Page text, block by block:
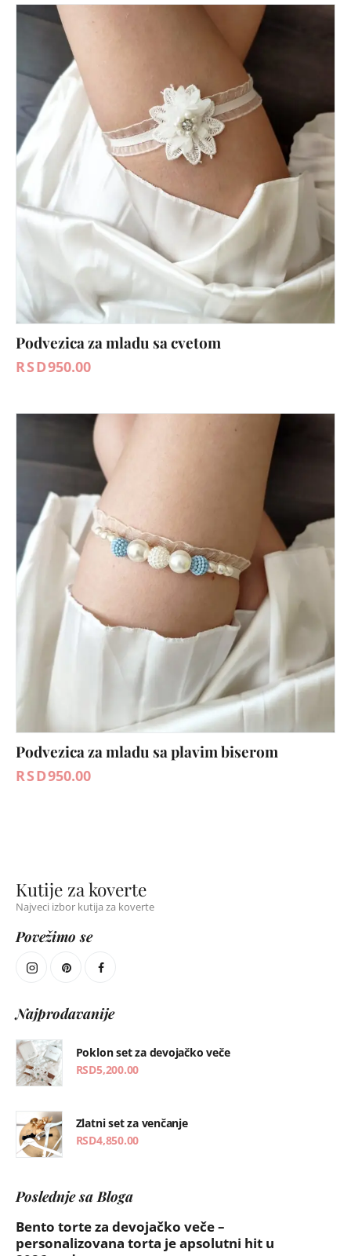
Podvezica za mladu sa cvetom
RSD950.00
Podvezica za mladu sa plavim biserom
RSD950.00
Kutije za koverte
Najveci izbor kutija za koverte
Povežimo se
Najprodavanije
Poklon set za devojačko veče
RSD5,200.00
Zlatni set za venčanje
RSD4,850.00
Poslednje sa Bloga
Bento torte za devojačko veče –
personalizovana torta je apsolutni hit u